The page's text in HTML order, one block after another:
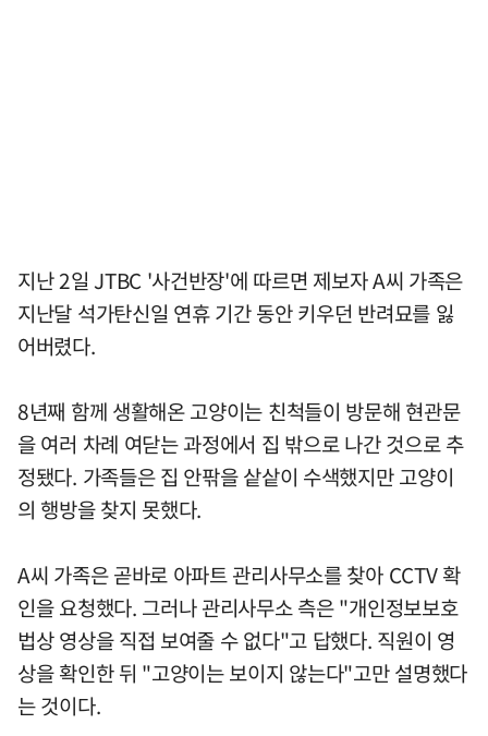
지난 2일 JTBC '사건반장'에 따르면 제보자 A씨 가족은
지난달 석가탄신일 연휴 기간 동안 키우던 반려묘를 잃
어버렸다.
8년째 함께 생활해온 고양이는 친척들이 방문해 현관문
을 여러 차례 여닫는 과정에서 집 밖으로 나간 것으로 추
정됐다. 가족들은 집 안팎을 샅샅이 수색했지만 고양이
의 행방을 찾지 못했다.
A씨 가족은 곧바로 아파트 관리사무소를 찾아 CCTV 확
인을 요청했다. 그러나 관리사무소 측은 "개인정보보호
법상 영상을 직접 보여줄 수 없다"고 답했다. 직원이 영
상을 확인한 뒤 "고양이는 보이지 않는다"고만 설명했다
는 것이다.